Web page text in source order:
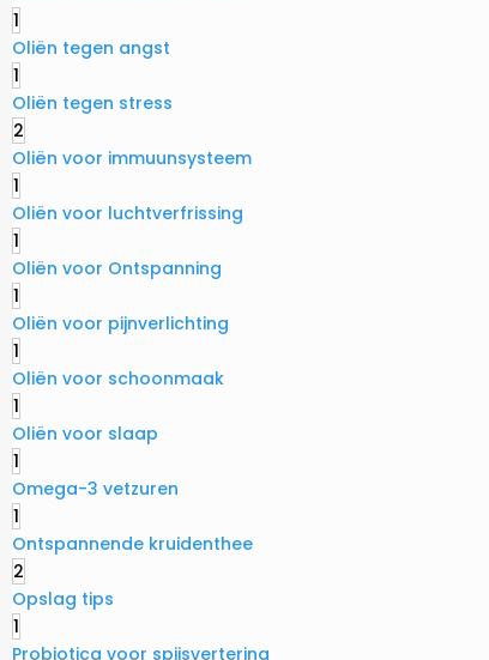
1
Oliën tegen angst
1
Oliën tegen stress
2
Oliën voor immuunsysteem
1
Oliën voor luchtverfrissing
1
Oliën voor Ontspanning
1
Oliën voor pijnverlichting
1
Oliën voor schoonmaak
1
Oliën voor slaap
1
Omega-3 vetzuren
1
Ontspannende kruidenthee
2
Opslag tips
1
Probiotica voor spijsvertering